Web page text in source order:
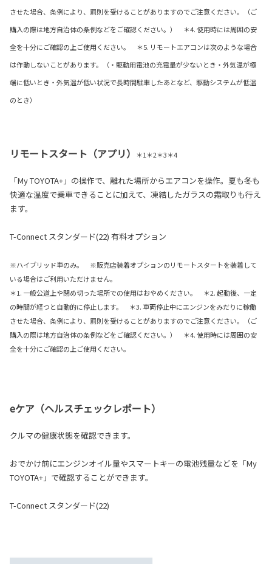
させた場合、条例により、罰則を受けることがありますのでご注意ください。（ご
購入の際は地方自治体の条例などをご確認ください。） ＊4. 使用時には周囲の安
全を十分にご確認の上ご使用ください。 ＊5. リモートエアコンは次のような場合
は作動しないことがあります。（・駆動用電池の充電量が少ないとき・外気温が極
端に低いとき・外気温が低い状況で長時間駐車したあとなど、駆動システムが低温
のとき）
リモートスタート（アプリ） ＊1＊2＊3＊4
「My TOYOTA+」の操作で、離れた場所からエアコンを操作。夏も冬も
快適な温度で乗車できることに加えて、凍結したガラスの霜取りも行え
ます。
T-Connect スタンダード(22) 有料オプション
※ハイブリッド車のみ。 ※販売店装着オプションのリモートスタートを装着して
いる場合はご利用いただけません。
＊1. 一般公道上や閉め切った場所での使用はおやめください。 ＊2. 起動後、一定
の時間が経つと自動的に停止します。 ＊3. 車両停止中にエンジンをみだりに稼働
させた場合、条例により、罰則を受けることがありますのでご注意ください。（ご
購入の際は地方自治体の条例などをご確認ください。） ＊4. 使用時には周囲の安
全を十分にご確認の上ご使用ください。
eケア（ヘルスチェックレポート）
クルマの健康状態を確認できます。
おでかけ前にエンジンオイル量やスマートキーの電池残量などを「My
TOYOTA+」で確認することができます。
T-Connect スタンダード(22)